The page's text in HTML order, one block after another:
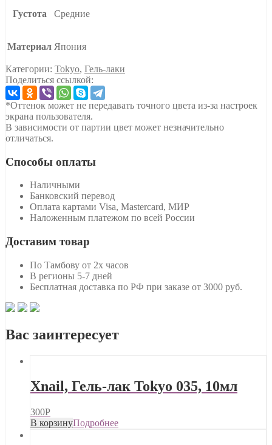
Густота Средние
Материал Япония
Категории: Tokyo, Гель-лаки
Поделиться ссылкой:
*Оттенок может не передавать точного цвета из-за настроек
экрана пользователя.
В зависимости от партии цвет может незначительно
отличаться.
Способы оплаты
Наличными
Банковский перевод
Оплата картами Visa, Mastercard, МИР
Наложенным платежом по всей России
Доставим товар
По Тамбову от 2х часов
В регионы 5-7 дней
Бесплатная доставка по РФ при заказе от 3000 руб.
Вас заинтересует
Xnail, Гель-лак Tokyo 035, 10мл
300Р
В корзинуПодробнее